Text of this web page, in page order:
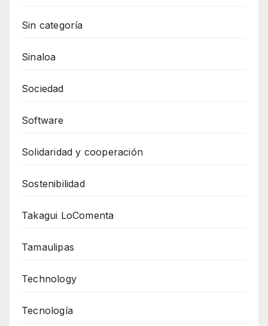
Sin categoría
Sinaloa
Sociedad
Software
Solidaridad y cooperación
Sostenibilidad
Takagui LoComenta
Tamaulipas
Technology
Tecnología